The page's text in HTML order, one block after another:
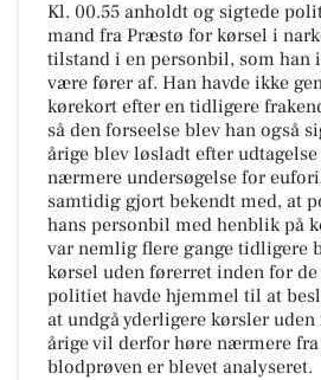
Kl. 00.55 anholdt og sigtede
mand fra Præstø for kørsel i
tilstand i en personbil, som han
være fører af. Han havde ikke
kørekort efter en tidligere
så den forseelse blev han også
årige blev løsladt efter
nærmere undersøgelse for
samtidig gjort bekendt med, at
hans personbil med henblik på
var nemlig flere gange tidligere
kørsel uden førerret inden for de
politiet havde hjemmel til at
at undgå yderligere kørsler
årige vil derfor høre nærmere
blodprøven er blevet analyseret.